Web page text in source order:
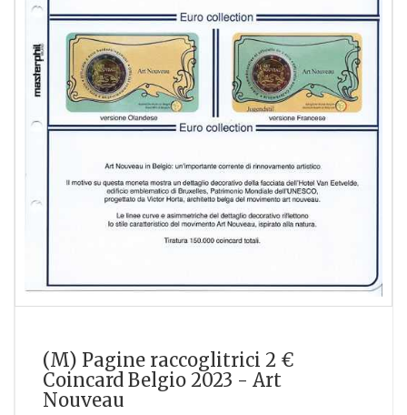
(M) Pagine raccoglitrici 2 €
Coincard Belgio 2023 - Art
Nouveau